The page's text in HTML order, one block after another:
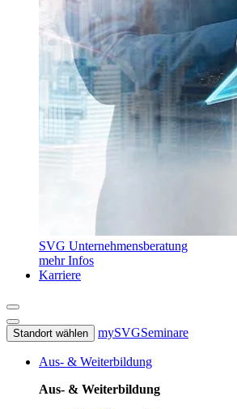
SVG Unternehmensberatung
mehr Infos
Karriere
Standort wählen mySVGSeminare
Aus- & Weiterbildung
Aus- & Weiterbildung